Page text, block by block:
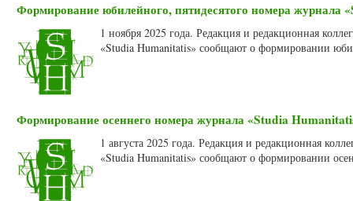
Формирование юбилейного, пятидесятого номера журнала
1 ноября 2025 года. Редакция и редакционная
«Studia Humanitatis» сообщают о формировании
Формирование осеннего номера журнала «Studia
1 августа 2025 года. Редакция и редакционная
«Studia Humanitatis» сообщают о формировании